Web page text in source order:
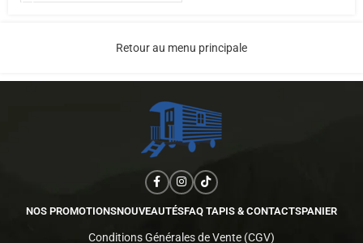
Retour au menu principale
NOS PROMOTIONSNOUVEAUTÉSFAQ TAPIS & CONTACTSPANIER
Conditions Générales de Vente (CGV)